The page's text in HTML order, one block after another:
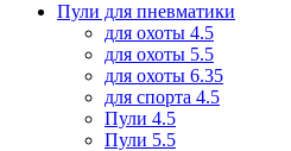
Пули для пневматики
для охоты 4.5
для охоты 5.5
для охоты 6.35
для спорта 4.5
Пули 4.5
Пули 5.5